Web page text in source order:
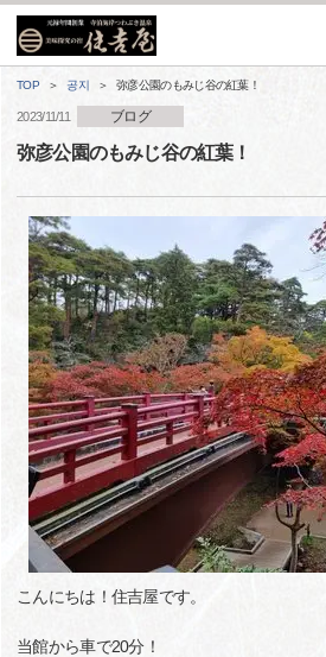
TOP 공지 弥彦公園のもみじ谷の紅葉！
2023/11/11 ブログ
弥彦公園のもみじ谷の紅葉！
こんにちは！住吉屋です。
当館から車で20分！